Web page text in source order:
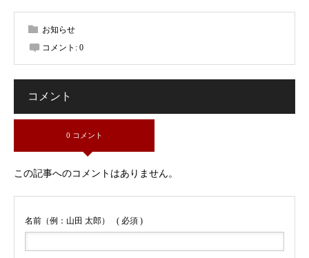
お知らせ
コメント: 0
コメント
0 コメント
この記事へのコメントはありません。
名前（例：山田 太郎） ( 必須 )